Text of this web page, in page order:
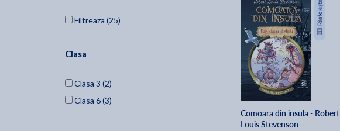
Filtreaza (25)
Clasa
Clasa 3 (2)
Clasa 6 (3)
Comoara din insula - Robert
Louis Stevenson